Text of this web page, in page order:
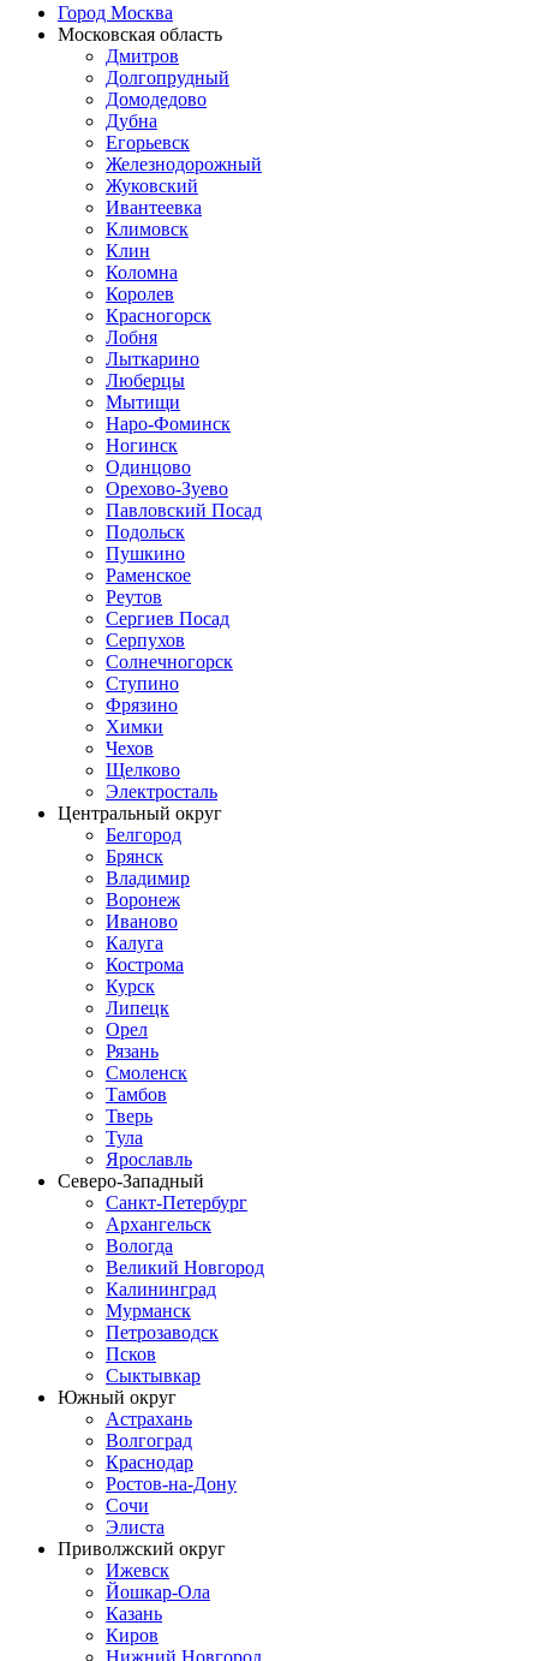
Город Москва
Московская область
Дмитров
Долгопрудный
Домодедово
Дубна
Егорьевск
Железнодорожный
Жуковский
Ивантеевка
Климовск
Клин
Коломна
Королев
Красногорск
Лобня
Лыткарино
Люберцы
Мытищи
Наро-Фоминск
Ногинск
Одинцово
Орехово-Зуево
Павловский Посад
Подольск
Пушкино
Раменское
Реутов
Сергиев Посад
Серпухов
Солнечногорск
Ступино
Фрязино
Химки
Чехов
Щелково
Электросталь
Центральный округ
Белгород
Брянск
Владимир
Воронеж
Иваново
Калуга
Кострома
Курск
Липецк
Орел
Рязань
Смоленск
Тамбов
Тверь
Тула
Ярославль
Северо-Западный
Санкт-Петербург
Архангельск
Вологда
Великий Новгород
Калининград
Мурманск
Петрозаводск
Псков
Сыктывкар
Южный округ
Астрахань
Волгоград
Краснодар
Ростов-на-Дону
Сочи
Элиста
Приволжский округ
Ижевск
Йошкар-Ола
Казань
Киров
Нижний Новгород